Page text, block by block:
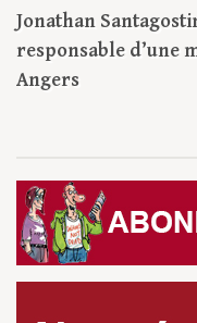
Jonathan
responsable d’une
Angers